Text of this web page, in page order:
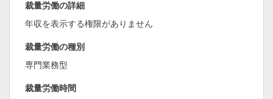
裁量労働の詳細
年収を表示する権限がありません
裁量労働の種別
専門業務型
裁量労働時間